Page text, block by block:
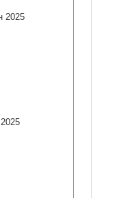
2025